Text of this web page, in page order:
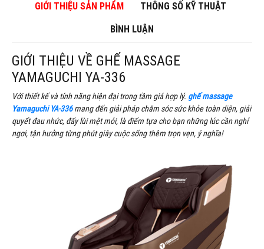
GIỚI THIỆU SẢN PHẨM THÔNG SỐ KỸ THUẬT
BÌNH LUẬN
GIỚI THIỆU VỀ GHẾ MASSAGE
YAMAGUCHI YA-336
Với thiết kế và tính năng hiện đại trong tầm giá hợp lý. ghế massage
Yamaguchi YA-336mang đến giải pháp chăm sóc sức khỏe toàn diện, giải
quyết đau nhức, đẩy lùi mệt mỏi, là điểm tựa cho bạn những lúc cần nghỉ
ngơi, tận hưởng từng phút giây cuộc sống thêm trọn vẹn, ý nghĩa!